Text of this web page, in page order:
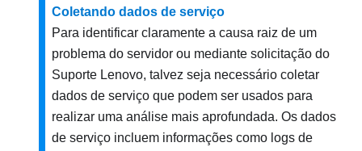
Coletando dados de serviço
Para identificar claramente a causa raiz de um
problema do servidor ou mediante solicitação do
Suporte Lenovo, talvez seja necessário coletar
dados de serviço que podem ser usados para
realizar uma análise mais aprofundada. Os dados
de serviço incluem informações como logs de